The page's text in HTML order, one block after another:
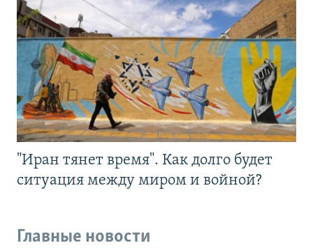
"Иран тянет время". Как долго будет
ситуация между миром и войной?
Главные новости